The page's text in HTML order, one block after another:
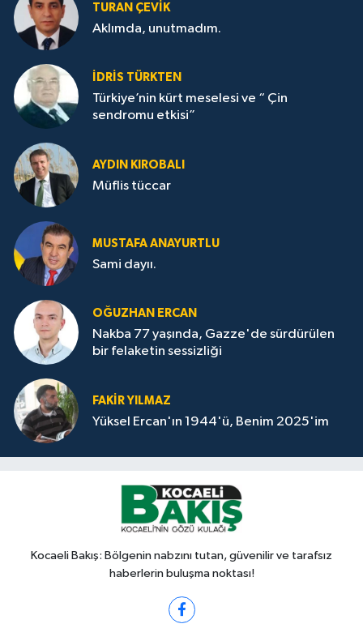
TURAN ÇEVİK
Aklımda, unutmadım.
İDRİS TÜRKTEN
Türkiye’nin kürt meselesi ve “ Çin
sendromu etkisi”
AYDIN KIROBALI
Müflis tüccar
MUSTAFA ANAYURTLU
Sami dayıı.
OĞUZHAN ERCAN
Nakba 77 yaşında, Gazze'de sürdürülen
bir felaketin sessizliği
FAKİR YILMAZ
Yüksel Ercan'ın 1944'ü, Benim 2025'im
Kocaeli Bakış: Bölgenin nabzını tutan, güvenilir ve tarafsız
haberlerin buluşma noktası!